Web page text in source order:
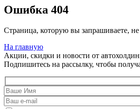
Ошибка 404
Страница, которую вы запрашиваете,
На главную
Акции, скидки и новости от
Подпишитесь на рассылку, чтобы